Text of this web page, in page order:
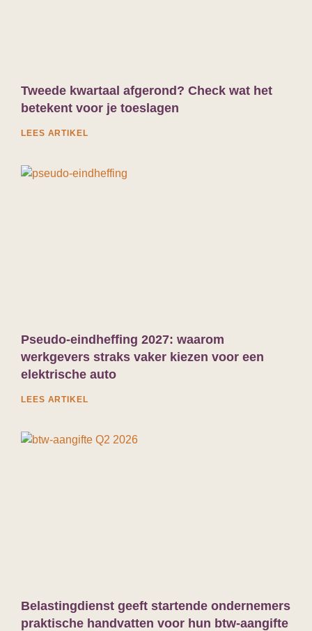
Tweede kwartaal afgerond? Check wat het
betekent voor je toeslagen
LEES ARTIKEL
Pseudo-eindheffing 2027: waarom
werkgevers straks vaker kiezen voor een
elektrische auto
LEES ARTIKEL
Belastingdienst geeft startende ondernemers
praktische handvatten voor hun btw-aangifte